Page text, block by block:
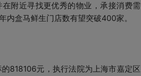
附近寻找更优秀的物业，承接消费需
盒马鲜生门店数有望突破400家。
818106元，执行法院为上海市嘉定区